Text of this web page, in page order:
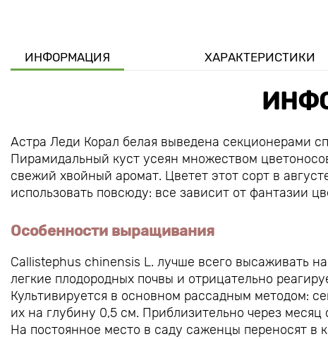
ИНФОРМАЦИЯ ХАРАКТЕРИСТИКИ
Астра Леди Корал белая выведена секционерами
Пирамидальный куст усеян множеством
свежий хвойный аромат. Цветет этот сорт в
использовать повсюду: все зависит от фантазии
Особенности выращивания
Callistephus chinensis L. лучше всего высаживать
легкие плодородных почвы и отрицательно
Культивируется в основном рассадным методом:
их на глубину 0,5 см. Приблизительно через
На постоянное место в саду саженцы переносят в